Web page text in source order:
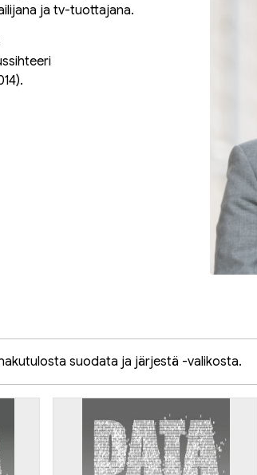
ja tv-tuottajana.
suodata ja järjestä -valikosta.